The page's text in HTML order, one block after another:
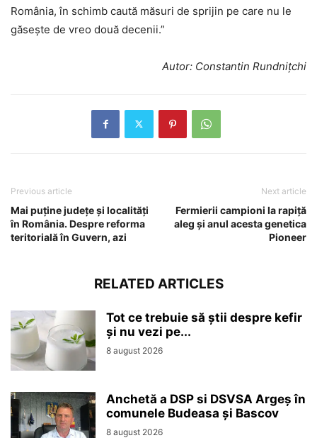
România, în schimb caută măsuri de sprijin pe care nu le
găsește de vreo două decenii.”
Autor: Constantin Rundnițchi
Previous article
Mai puține județe și localități
în România. Despre reforma
teritorială în Guvern, azi
Next article
Fermierii campioni la rapiță
aleg și anul acesta genetica
Pioneer
RELATED ARTICLES
Tot ce trebuie să știi despre kefir
și nu vezi pe...
8 august 2026
Anchetă a DSP si DSVSA Argeș în
comunele Budeasa și Bascov
8 august 2026